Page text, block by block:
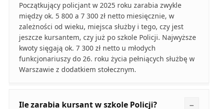
Początkujący policjant w 2025 roku zarabia zwykle
między ok. 5 800 a 7 300 zł netto miesięcznie, w
zależności od wieku, miejsca służby i tego, czy jest
jeszcze kursantem, czy już po szkole Policji. Najwyższe
kwoty sięgają ok. 7 300 zł netto u młodych
funkcjonariuszy do 26. roku życia pełniących służbę w
Warszawie z dodatkiem stołecznym.
Ile zarabia kursant w szkole Policji?